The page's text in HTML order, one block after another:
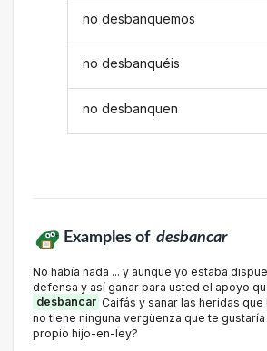
no desbanquemos
no desbanquéis
no desbanquen
Examples of desbancar
No había nada ... y aunque yo estaba
defensa y así ganar para usted el apoyo
desbancar Caifás y sanar las heridas
no tiene ninguna vergüenza que te
propio hijo-en-ley?